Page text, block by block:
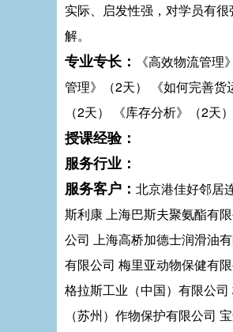
实际、启发性强，对学员有
解。
专业专长：
《高效物流管
管理》（2天） 《如何完善货
（2天） 《库存分析》（2
授课经验：
服务行业：
服务客户： 北京港佳好邻居
斯利康 上海巴斯夫聚氨酯有
公司 上海高桥加德士润滑油
有限公司 梅里亚动物保健有
格拉斯工业（中国）有限公
（苏州）作物保护有限公司